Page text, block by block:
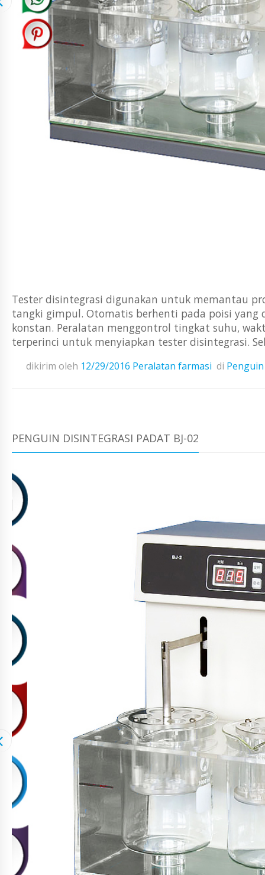
Tester disintegrasi digunakan untuk memantau
tangki gimpul. Otomatis berhenti pada poisi
konstan. Peralatan menggontrol tingkat suhu,
terperinci untuk menyiapkan tester disintegrasi.
dikirim oleh 12/29/2016 Peralatan farmasi di
PENGUIN DISINTEGRASI PADAT BJ-02